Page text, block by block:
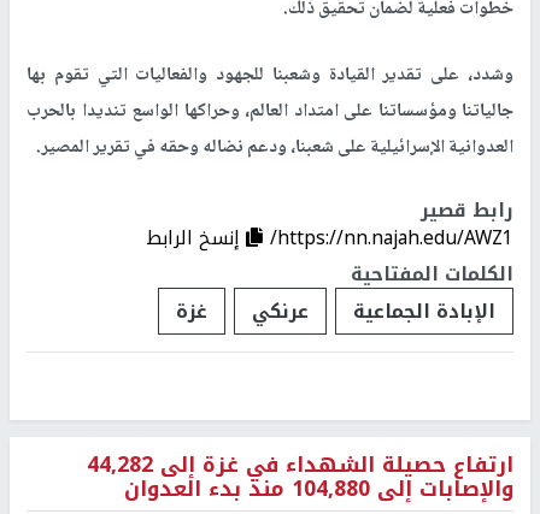
خطوات فعلية لضمان تحقيق ذلك.
وشدد، على تقدير القيادة وشعبنا للجهود والفعاليات التي تقوم بها
جالياتنا ومؤسساتنا على امتداد العالم، وحراكها الواسع تنديدا بالحرب
العدوانية الإسرائيلية على شعبنا، ودعم نضاله وحقه في تقرير المصير.
رابط قصير
https://nn.najah.edu/AWZ1/
إنسخ الرابط
الكلمات المفتاحية
الإبادة الجماعية
عرنكي غزة
ارتفاع حصيلة الشهداء في غزة إلى 44,282
والإصابات إلى 104,880 منذ بدء العدوان